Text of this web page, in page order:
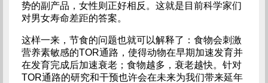
势的副产品，女性则正好相反。这就是目前科学家们
对男女寿命差距的答案。
这样一来，节食的问题也就可以解释了：食物会刺激
营养素敏感的TOR通路，使得动物在早期加速发育并
在发育完成后加速衰老；食物越多，衰老越快。针对
TOR通路的研究和干预也许会在未来为我们带来延年